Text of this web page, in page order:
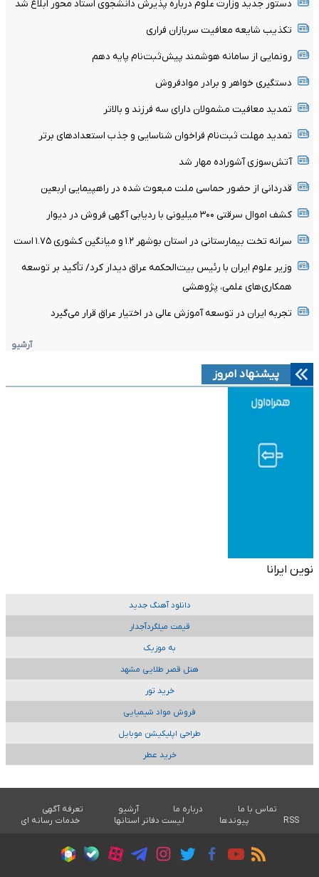
دستور جدید وزارت علوم درباره پذیرش دانشجوی استاد محور ابلاغ شد
تکذیب شایعه معافیت سربازان فراری
رونمایی از سامانه هوشمند پیش‌ثبت‌نام پایه دهم
دستگیری خواهر و برادر موادفروش
تمدید معافیت مشمولان دارای سه فرزند و بالا‌تر
تمدید مهلت ثبت‌نام فراخوان شناسایی و جذب استعدادهای برتر
آتش‌سوزی آشوراده مهار شد
قدردانی از حضور حماسی ملت مبعوث شده در راهپیمایی اربعین
کشف اموال سرقتی ۳۰۰ میلیونی با ردیابی آگهی فروش در دیوار
سرانه تخت بیمارستانی در استان بوشهر ۱.۲ و میانگین کشوری ۱.۷۵ است
وزیر علوم ایران با رئیس بیت‌الحکمه عراق دیدار کرد/ تأکید بر توسعه
همکاری‌های علمی، پژوهشی
تجربه ایران در توسعه آموزش عالی در اختیار عراق قرار می‌گیرد
آرشیو
پیشنهاد امروز
نوین ایرانا
دانلود آهنگ جدید
قیمت میلگردآجدار
به موزیک
هتل قصر طلایی مشهد
خرید تور
فروش مواد شیمیایی
طراحی اپلیکیشن موبایل
خرید عطر
تماس با ما درباره ما آرشیو
تعرفه آگهی
RSS
پیوندها لیست دفاتر استانها خدمات رسانه ای